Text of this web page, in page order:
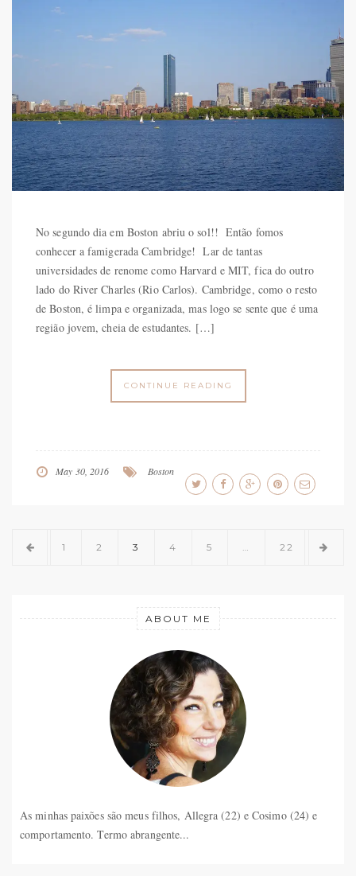
No segundo dia em Boston abriu o sol!! Então fomos
conhecer a famigerada Cambridge! Lar de tantas
universidades de renome como Harvard e MIT, fica do outro
lado do River Charles (Rio Carlos). Cambridge, como o resto
de Boston, é limpa e organizada, mas logo se sente que é uma
região jovem, cheia de estudantes. […]
CONTINUE READING
May 30, 2016 Boston
1 2 3 4 5 22
ABOUT ME
As minhas paixões são meus filhos, Allegra (22) e Cosimo (24) e
comportamento. Termo abrangente...